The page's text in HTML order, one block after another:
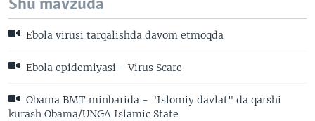
Shu mavzuda
Ebola virusi tarqalishda davom etmoqda
Ebola epidemiyasi - Virus Scare
Obama BMT minbarida - "Islomiy davlat" da qarshi
kurash Obama/UNGA Islamic State